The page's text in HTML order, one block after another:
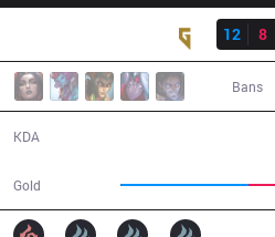
12
8
Bans
KDA
Gold